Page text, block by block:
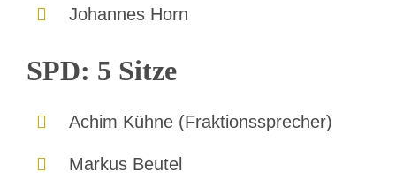
Johannes Horn
SPD: 5 Sitze
Achim Kühne (Fraktionssprecher)
Markus Beutel